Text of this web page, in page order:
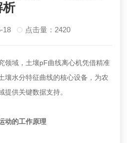
析
18 点击量：2420
域，土壤pF曲线离心机凭借精准
壤水分特征曲线的核心设备，为农
提供关键数据支持。
的工作原理